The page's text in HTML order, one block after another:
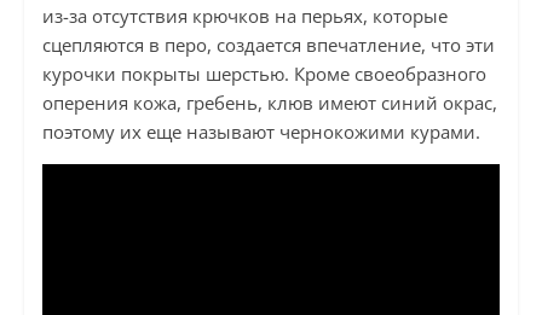
из-за отсутствия крючков на перьях, которые
сцепляются в перо, создается впечатление, что эти
курочки покрыты шерстью. Кроме своеобразного
оперения кожа, гребень, клюв имеют синий окрас,
поэтому их еще называют чернокожими курами.